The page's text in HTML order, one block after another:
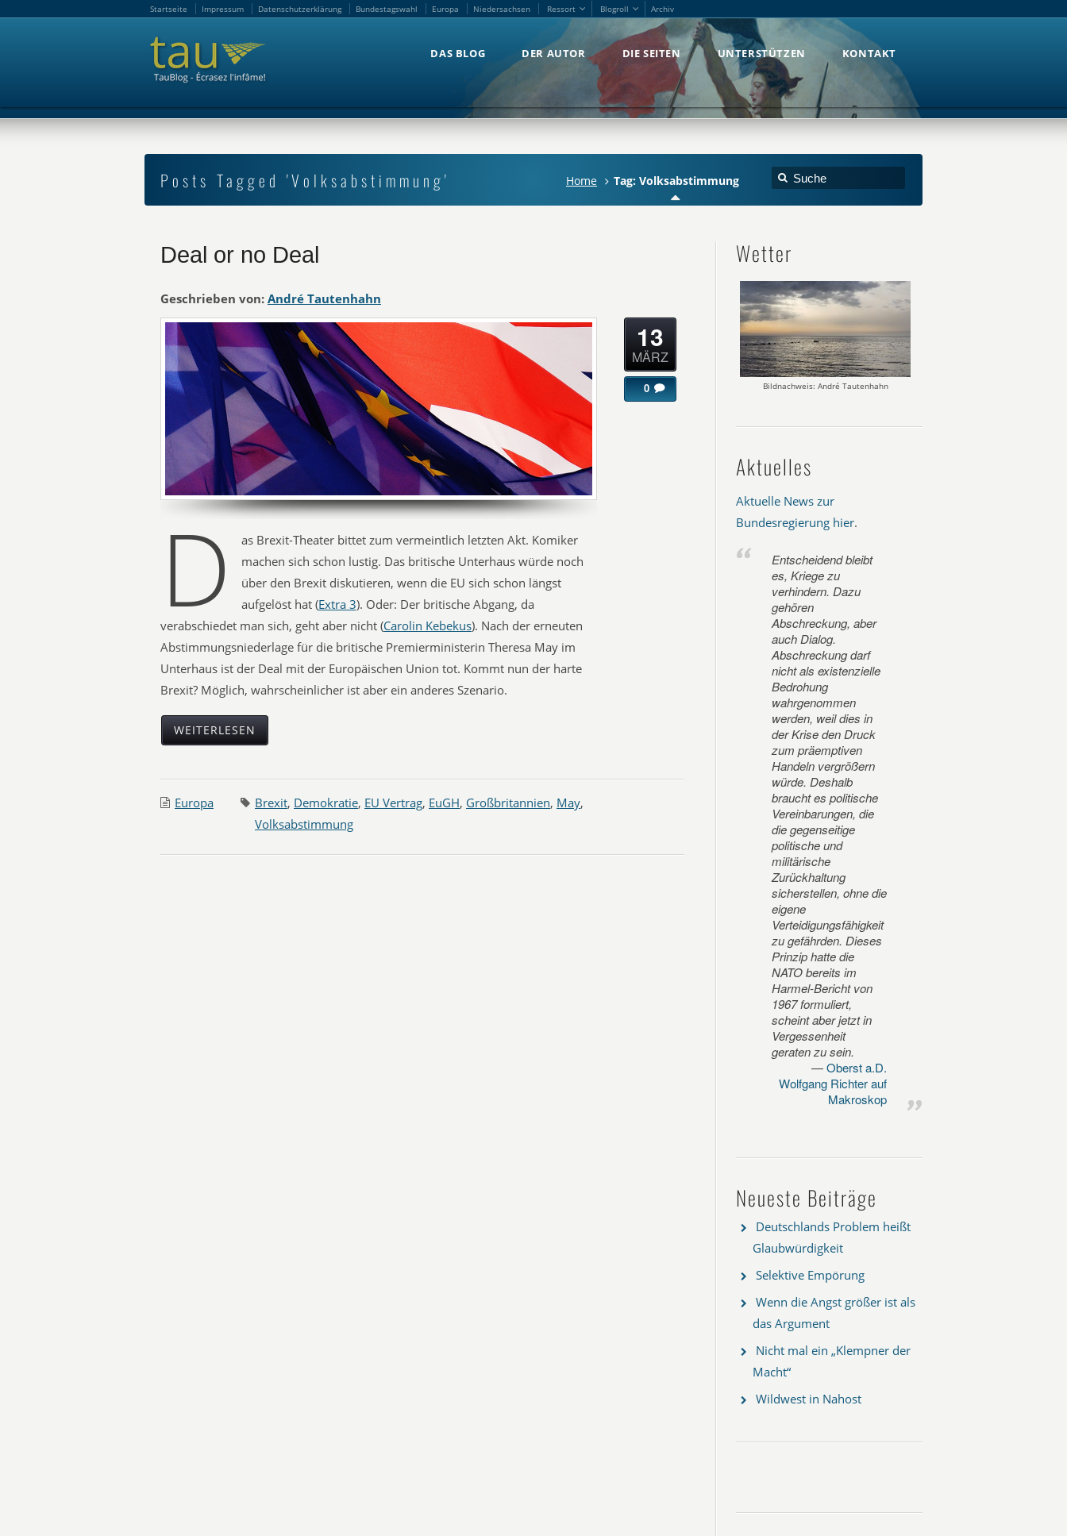
Startseite Impressum Datenschutzerklärung Bundestagswahl Europa Niedersachsen Ressort Blogroll Archiv
DAS BLOG DER AUTOR DIE SEITEN UNTERSTÜTZEN KONTAKT
Posts Tagged 'Volksabstimmung' Home Tag: Volksabstimmung
Deal or no Deal
Geschrieben von: André Tautenhahn
D
as Brexit-Theater bittet zum vermeintlich letzten Akt. Komiker
machen sich schon lustig. Das britische Unterhaus würde noch
über den Brexit diskutieren, wenn die EU sich schon längst
aufgelöst hat (Extra 3). Oder: Der britische Abgang, da
verabschiedet man sich, geht aber nicht (Carolin Kebekus). Nach der erneuten
Abstimmungsniederlage für die britische Premierministerin Theresa May im
Unterhaus ist der Deal mit der Europäischen Union tot. Kommt nun der harte
Brexit? Möglich, wahrscheinlicher ist aber ein anderes Szenario.
WEITERLESEN
13
MÄRZ
0
Europa Brexit, Demokratie, EU Vertrag, EuGH, Großbritannien, May,
Volksabstimmung
Wetter
Bildnachweis: André Tautenhahn
Aktuelles
Aktuelle News zur
Bundesregierung hier.
Entscheidend bleibt
es, Kriege zu
verhindern. Dazu
gehören
Abschreckung, aber
auch Dialog.
Abschreckung darf
nicht als existenzielle
Bedrohung
wahrgenommen
werden, weil dies in
der Krise den Druck
zum präemptiven
Handeln vergrößern
würde. Deshalb
braucht es politische
Vereinbarungen, die
die gegenseitige
politische und
militärische
Zurückhaltung
sicherstellen, ohne die
eigene
Verteidigungsfähigkeit
zu gefährden. Dieses
Prinzip hatte die
NATO bereits im
Harmel-Bericht von
1967 formuliert,
scheint aber jetzt in
Vergessenheit
geraten zu sein.
Oberst a.D.
Wolfgang Richter auf
Makroskop
Neueste Beiträge
Deutschlands Problem heißt
Glaubwürdigkeit
Selektive Empörung
Wenn die Angst größer ist als
das Argument
Nicht mal ein „Klempner der
Macht“
Wildwest in Nahost
Startseite Impressum Datenschutzerklärung Bundestagswahl Europa Niedersachsen Ressort Blogroll Archiv
DAS BLOG DER AUTOR DIE SEITEN UNTERSTÜTZEN KONTAKT